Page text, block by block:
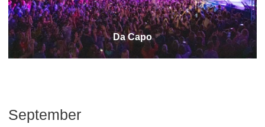
Da Capo
September